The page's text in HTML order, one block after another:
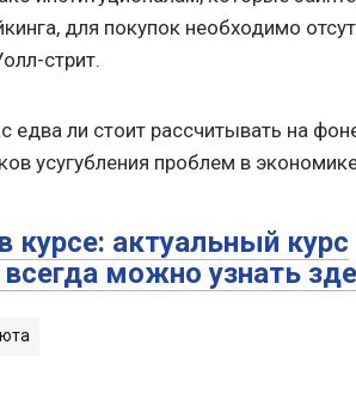
для покупок необходимо
стрит.
едва ли стоит рассчитывать на
усугубления проблем в
курсе: актуальный курс
можно узнать